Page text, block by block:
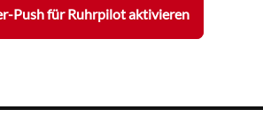
Push für Ruhrpilot aktivieren